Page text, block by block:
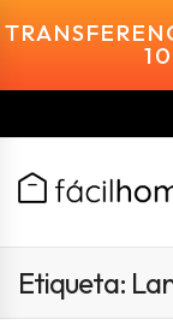
Etiqueta: